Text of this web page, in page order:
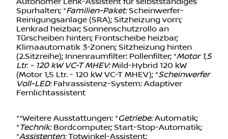
Spurhalten; *Familien-Paket:Scheinwerfer-
Reinigungsanlage (SRA); Sitzheizung vorn;
Lenkrad heizbar; Sonnenschutzrollo an
Türscheiben hinten; Frontscheibe heizbar;
Klimaautomatik 3-Zonen; Sitzheizung hinten
(2.Sitzreihe); Innenraumfilter: Pollenfilter; *Motor 1,5
Ltr. - 120 kW VC-T MHEV:Mild-Hybrid 120 kW
(Motor 1,5 Ltr. - 120 kW VC-T MHEV); *Scheinwerfer
Voll-LED:Fahrassistenz-System: Adaptiver
Fernlichtassistent
**Weitere Ausstattungen: *Getriebe: Automatik;
*Technik: Bordcomputer; Start-Stop-Automatik;
* Assistenten: Totwinkel-Assistent;